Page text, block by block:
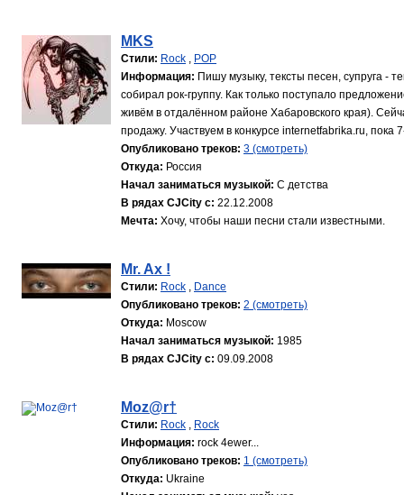
MKS
Стили: Rock , POP
Информация: Пишу музыку, тексты песен, супруга -
собирал рок-группу. Как только поступало
живём в отдалённом районе Хабаровского края).
продажу. Участвуем в конкурсе internetfabrika.ru, пока
Опубликовано треков: 3 (смотреть)
Откуда: Россия
Начал заниматься музыкой: С детства
В рядах CJCity с: 22.12.2008
Мечта: Хочу, чтобы наши песни стали известными.
Mr. Ax !
Стили: Rock , Dance
Опубликовано треков: 2 (смотреть)
Откуда: Moscow
Начал заниматься музыкой: 1985
В рядах CJCity с: 09.09.2008
Moz@r†
Стили: Rock , Rock
Информация: rock 4ewer...
Опубликовано треков: 1 (смотреть)
Откуда: Ukraine